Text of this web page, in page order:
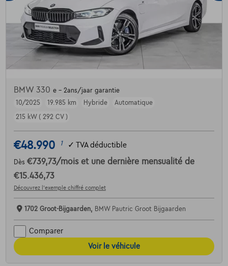
BMW 330 e - 2ans/jaar garantie
10/2025
19.985 km Hybride
Automatique
215 kW ( 292 CV )
€48.990 1 ✓ TVA déductible
Dès €739,73/mois et une dernière mensualité de
€15.436,73
Découvrez l’exemple chiffré complet
1702 Groot-Bijgaarden, BMW Pautric Groot Bijgaarden
Comparer
Voir le véhicule